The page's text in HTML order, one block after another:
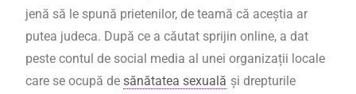
jenă să le spună prietenilor, de teamă că aceștia ar
putea judeca. După ce a căutat sprijin online, a dat
peste contul de social media al unei organizații locale
care se ocupă de sănătatea sexuală și drepturile